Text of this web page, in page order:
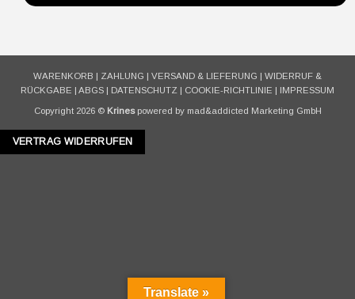
WARENKORB ZAHLUNG VERSAND & LIEFERUNG
WIDERRUF &
RÜCKGABE
ABGS DATENSCHUTZ COOKIE-RICHTLINIE IMPRESSUM
Copyright 2026 © Krinespowered by mad&addicted Marketing GmbH
VERTRAG WIDERRUFEN
Translate »